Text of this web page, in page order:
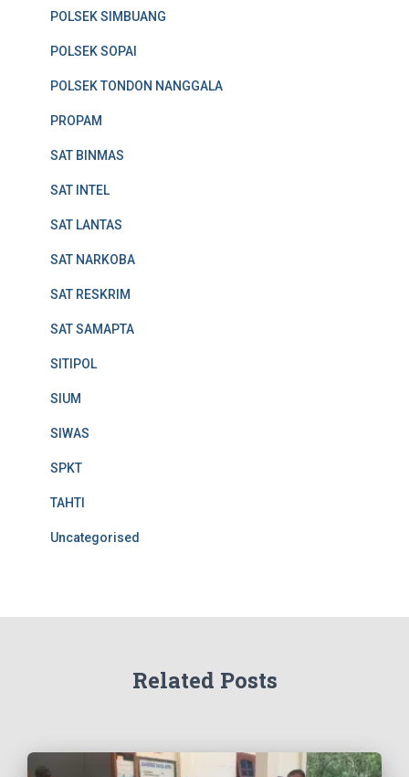
POLSEK SIMBUANG
POLSEK SOPAI
POLSEK TONDON NANGGALA
PROPAM
SAT BINMAS
SAT INTEL
SAT LANTAS
SAT NARKOBA
SAT RESKRIM
SAT SAMAPTA
SITIPOL
SIUM
SIWAS
SPKT
TAHTI
Uncategorised
Related Posts